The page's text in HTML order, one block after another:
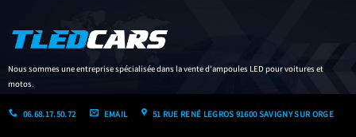
Nous sommes une entreprise spécialisée dans la vente d'ampoules LED pour voitures et
motos.
06.68.17.50.72 EMAIL 51 RUE RENÉ LEGROS 91600 SAVIGNY SUR ORGE